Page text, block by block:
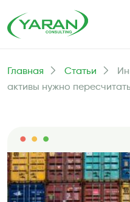
Главная Статьи
активы нужно пересчитать